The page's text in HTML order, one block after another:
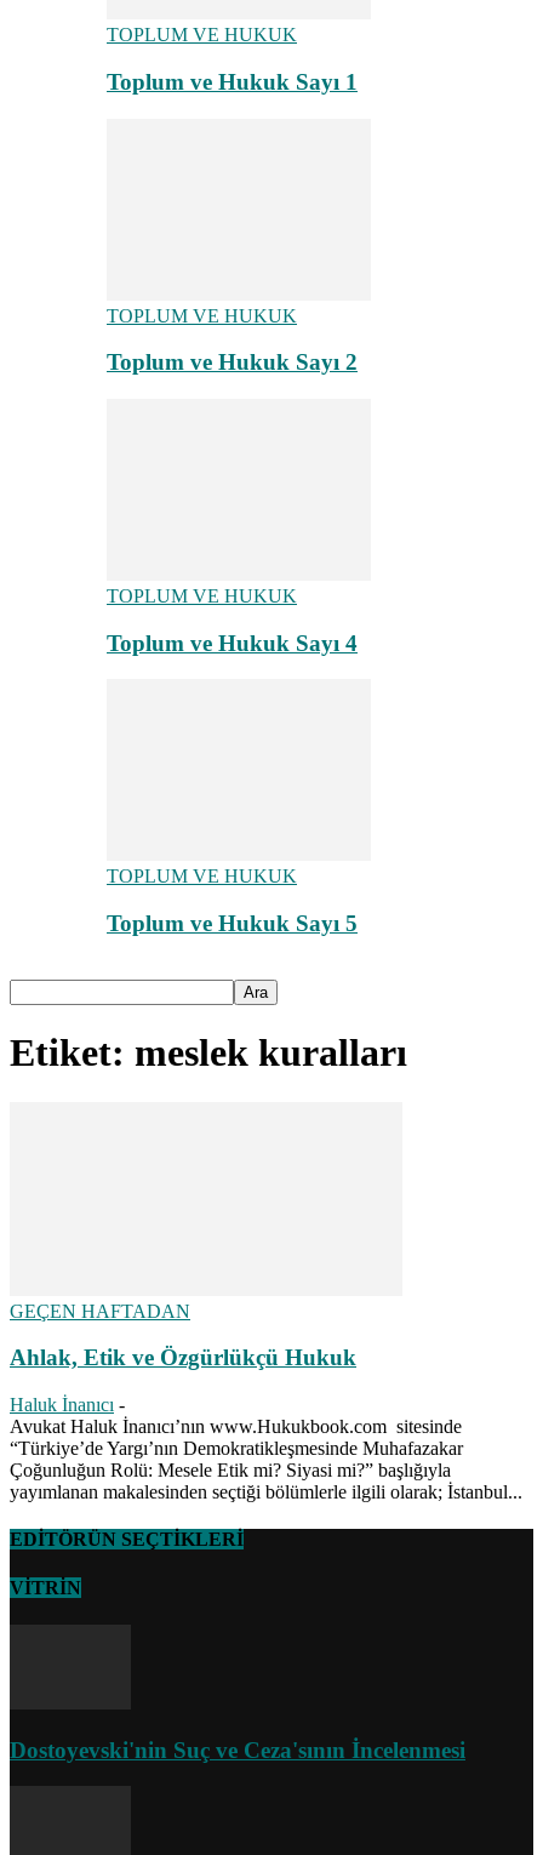
TOPLUM VE HUKUK
Toplum ve Hukuk Sayı 1
TOPLUM VE HUKUK
Toplum ve Hukuk Sayı 2
TOPLUM VE HUKUK
Toplum ve Hukuk Sayı 4
TOPLUM VE HUKUK
Toplum ve Hukuk Sayı 5
Etiket: meslek kuralları
GEÇEN HAFTADAN
Ahlak, Etik ve Özgürlükçü Hukuk
Haluk İnanıcı -
Avukat Haluk İnanıcı’nın www.Hukukbook.com sitesinde
“Türkiye’de Yargı’nın Demokratikleşmesinde Muhafazakar
Çoğunluğun Rolü: Mesele Etik mi? Siyasi mi?” başlığıyla
yayımlanan makalesinden seçtiği bölümlerle ilgili olarak; İstanbul...
EDİTÖRÜN SEÇTİKLERİ
VİTRİN
Dostoyevski'nin Suç ve Ceza'sının İncelenmesi